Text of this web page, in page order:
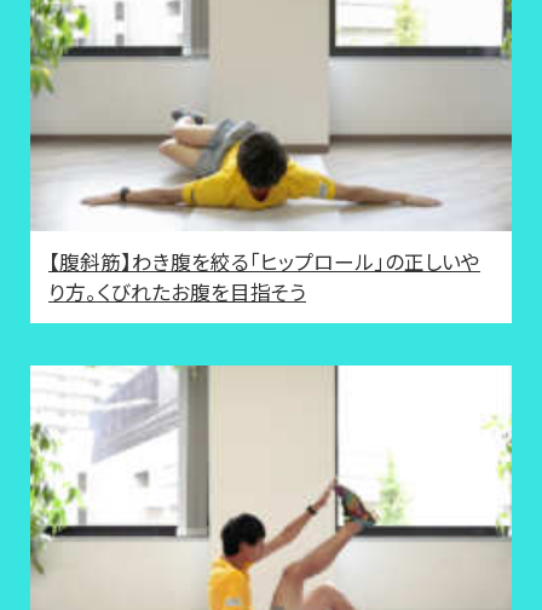
【腹斜筋】わき腹を絞る「ヒップロール」の正しいや
り方。くびれたお腹を目指そう